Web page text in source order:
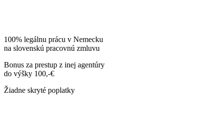
100% legálnu prácu v Nemecku
na slovenskú pracovnú zmluvu
Bonus za prestup z inej agentúry
do výšky 100,-€
Žiadne skryté poplatky